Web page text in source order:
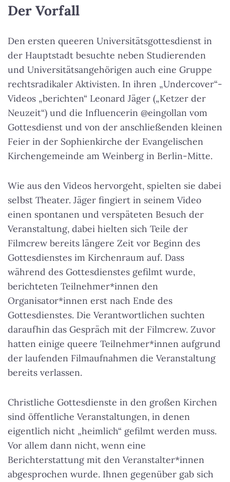
Der Vorfall
Den ersten queeren Universitätsgottesdienst in
der Hauptstadt besuchte neben Studierenden
und Universitätsangehörigen auch eine Gruppe
rechtsradikaler Aktivisten. In ihren „Undercover“-
Videos „berichten“ Leonard Jäger („Ketzer der
Neuzeit“) und die Influencerin @eingollan vom
Gottesdienst und von der anschließenden kleinen
Feier in der Sophienkirche der Evangelischen
Kirchengemeinde am Weinberg in Berlin-Mitte.
Wie aus den Videos hervorgeht, spielten sie dabei
selbst Theater. Jäger fingiert in seinem Video
einen spontanen und verspäteten Besuch der
Veranstaltung, dabei hielten sich Teile der
Filmcrew bereits längere Zeit vor Beginn des
Gottesdienstes im Kirchenraum auf. Dass
während des Gottesdienstes gefilmt wurde,
berichteten Teilnehmer*innen den
Organisator*innen erst nach Ende des
Gottesdienstes. Die Verantwortlichen suchten
daraufhin das Gespräch mit der Filmcrew. Zuvor
hatten einige queere Teilnehmer*innen aufgrund
der laufenden Filmaufnahmen die Veranstaltung
bereits verlassen.
Christliche Gottesdienste in den großen Kirchen
sind öffentliche Veranstaltungen, in denen
eigentlich nicht „heimlich“ gefilmt werden muss.
Vor allem dann nicht, wenn eine
Berichterstattung mit den Veranstalter*innen
abgesprochen wurde. Ihnen gegenüber gab sich